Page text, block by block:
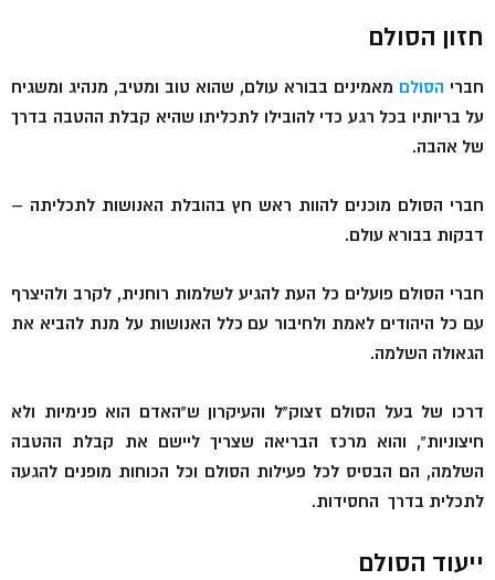
חזון הסולם
חברי הסולם מאמינים בבורא עולם, שהוא טוב ומטיב, מנהיג ומשגיח
על בריותיו בכל רגע כדי להובילו לתכליתו שהיא קבלת ההטבה בדרך
של אהבה.
חברי הסולם מוכנים להוות ראש חץ בהובלת האנושות לתכליתה –
דבקות בבורא עולם.
חברי הסולם פועלים כל העת להגיע לשלמות רוחנית, לקרב ולהיצרף
עם כל היהודים לאמת ולחיבור עם כלל האנושות על מנת להביא את
הגאולה השלמה.
דרכו של בעל הסולם זצוק”ל והעיקרון ש”האדם הוא פנימיות ולא
חיצוניות”, והוא מרכז הבריאה שצריך ליישם את קבלת ההטבה
השלמה, הם הבסיס לכל פעילות הסולם וכל הכוחות מופנים להגעה
לתכלית בדרך החסידות.
ייעוד הסולם